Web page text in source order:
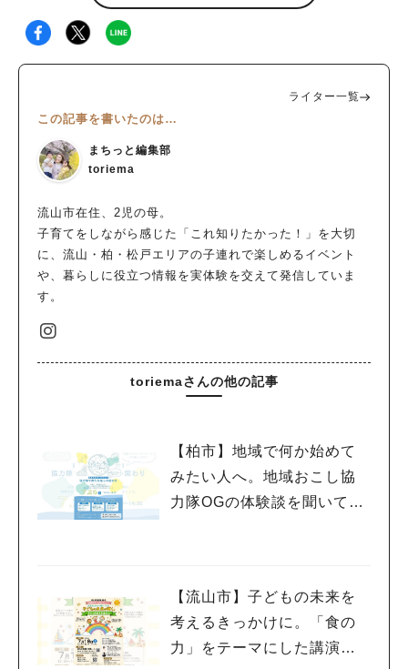
ライター一覧
この記事を書いたのは…
まちっと編集部
toriema
流山市在住、2児の母。
子育てをしながら感じた「これ知りたかった！」を大切
に、流山・柏・松戸エリアの子連れで楽しめるイベント
や、暮らしに役立つ情報を実体験を交えて発信していま
す。
toriemaさんの他の記事
【柏市】地域で何か始めて
みたい人へ。地域おこし協
力隊OGの体験談を聞いてみ
【流山市】子どもの未来を
考えるきっかけに。「食の
力」をテーマにした講演会